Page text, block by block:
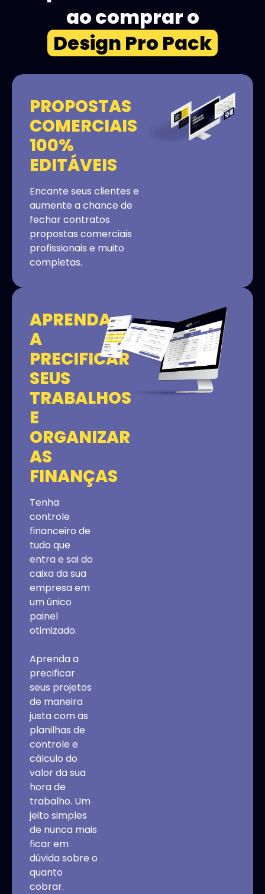
ao comprar o
Design Pro Pack
PROPOSTAS
COMERCIAIS
100%
EDITÁVEIS
Encante seus clientes e
aumente a chance de
fechar contratos
propostas comerciais
profissionais e muito
completas.
APRENDA
A
PRECIFICAR
SEUS
TRABALHOS
E
ORGANIZAR
AS
FINANÇAS
Tenha
controle
financeiro de
tudo que
entra e sai do
caixa da sua
empresa em
um único
painel
otimizado.
Aprenda a
precificar
seus projetos
de maneira
justa com as
planilhas de
controle e
cálculo do
valor da sua
hora de
trabalho. Um
jeito simples
de nunca mais
ficar em
dúvida sobre o
quanto
cobrar.